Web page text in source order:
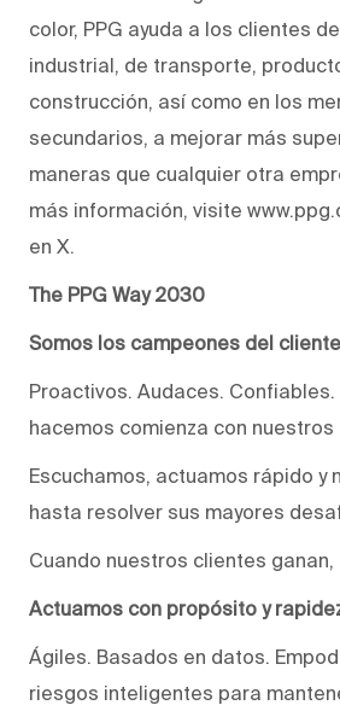
color, PPG ayuda a los clientes
industrial, de transporte,
construcción, así como en los
secundarios, a mejorar más
maneras que cualquier otra
más información, visite
en X.
The PPG Way 2030
Somos los campeones del cliente
Proactivos. Audaces. Confiables.
hacemos comienza con nuestros
Escuchamos, actuamos rápido y
hasta resolver sus mayores
Cuando nuestros clientes
Actuamos con propósito y
Ágiles. Basados en datos.
riesgos inteligentes para